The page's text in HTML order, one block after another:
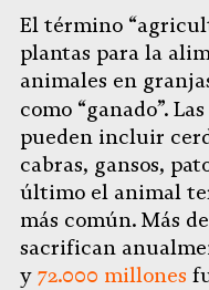
El término
plantas para la
animales en
como “ganado”.
pueden incluir
cabras, gansos,
último el animal
más común. Más de
sacrifican
y 72.000 millones